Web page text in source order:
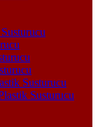
Susturucu
Susturucu